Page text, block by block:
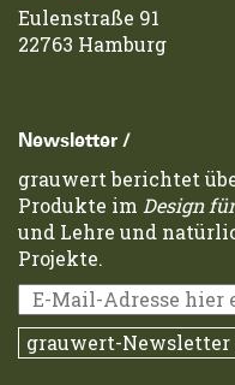
Eulenstraße 91
22763 Hamburg
Newsletter /
grauwert berichtet
Produkte im Design
und Lehre und
Projekte.